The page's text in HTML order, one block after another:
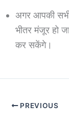
अगर आपकी सभी
भीतर मंजूर हो
कर सकेंगे।
PREVIOUS